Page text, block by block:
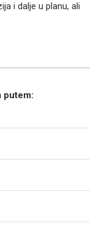
i dalje u planu, ali
putem: